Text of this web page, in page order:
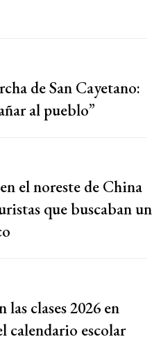
de San Cayetano:
al pueblo”
el noreste de China
que buscaban un
clases 2026 en
calendario escolar